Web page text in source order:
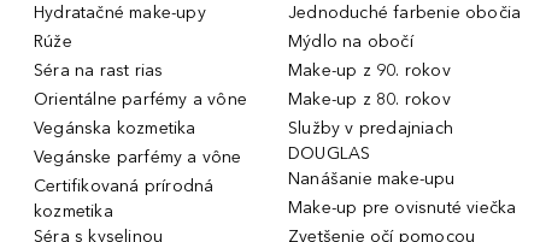
Hydratačné make-upy
Rúže
Séra na rast rias
Orientálne parfémy a vône
Vegánska kozmetika
Vegánske parfémy a vône
Certifikovaná prírodná
kozmetika
Séra s kyselinou
Jednoduché farbenie obočia
Mýdlo na obočí
Make-up z 90. rokov
Make-up z 80. rokov
Služby v predajniach
DOUGLAS
Nanášanie make-upu
Make-up pre ovisnuté viečka
Zvetšenie očí pomocou